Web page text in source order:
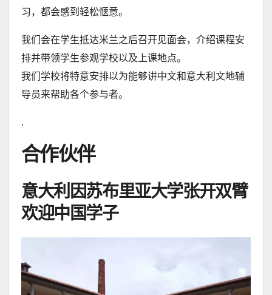
习，都会感到轻松惬意。
我们会在学生抵达米兰之后召开见面会，介绍课程安
排并带领学生参观学校以及上课地点。
我们学校将特意安排以为能够讲中文和意大利文地辅
导员来帮助各个参与者。
.
合作伙伴
意大利因苏布里亚大学张开双臂
欢迎中国学子